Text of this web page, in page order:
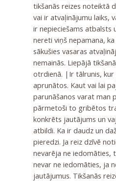
tikšanās reizes noteiktā
vai ir atvaļinājumu laiks,
ir nepieciešams atbalsts
nereti viņš nepamana,
sākušies vasaras
nemainās. Liepājā
otrdienā. |Ir tālrunis, kur
aprunātos. Kaut vai lai
parunāšanos varat man
pārmetoši to gribētos
konkrēts jautājums un
atbildi. Ka ir daudz un
pieredzi. Ja reiz dzīvē
nevarēja ne iedomāties,
nevar ne iedomāties, ja
jautājumus. Tikšanās